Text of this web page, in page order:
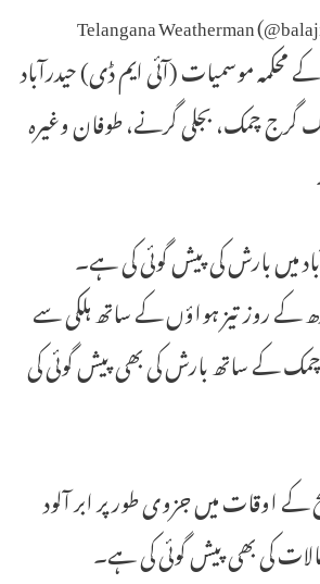
محکمہ موسمیات (آئی ایم ڈی) حیدرآباد
تک گرج چمک، بجلی گرنے، طوفان وغیرہ
میں بارش کی پیش گوئی کی ہے۔
کے روز تیز ہواؤں کے ساتھ ہلکی سے
کے ساتھ بارش کی بھی پیش گوئی کی
اوقات میں جزوی طور پر ابر آلود
کی بھی پیش گوئی کی ہے۔